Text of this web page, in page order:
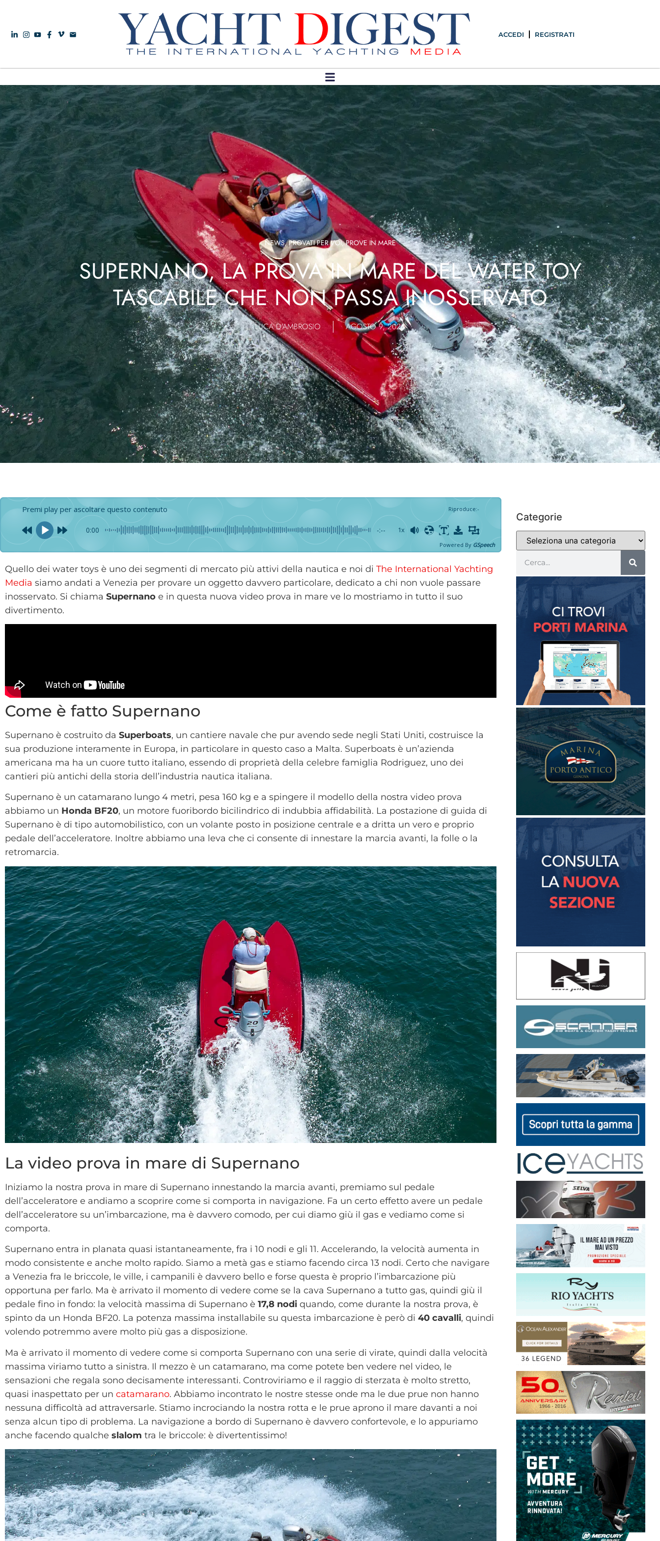
ACCEDI REGISTRATI
NEWS,PROVATI PER VOI,PROVE IN MARE
SUPERNANO, LA PROVA IN MARE DEL WATER TOY
TASCABILE CHE NON PASSA INOSSERVATO
LUCA D'AMBROSIO AGOSTO 9, 2025
Premi play per ascoltare questo contenuto Riproduce:-
0:00 -:-- 1x
Powered By GSpeech
Quello dei water toys è uno dei segmenti di mercato più attivi della nautica e noi di The International Yachting
Media siamo andati a Venezia per provare un oggetto davvero particolare, dedicato a chi non vuole passare
inosservato. Si chiama Supernano e in questa nuova video prova in mare ve lo mostriamo in tutto il suo
divertimento.
Come è fatto Supernano
Supernano è costruito da Superboats, un cantiere navale che pur avendo sede negli Stati Uniti, costruisce la
sua produzione interamente in Europa, in particolare in questo caso a Malta. Superboats è un’azienda
americana ma ha un cuore tutto italiano, essendo di proprietà della celebre famiglia Rodriguez, uno dei
cantieri più antichi della storia dell’industria nautica italiana.
Supernano è un catamarano lungo 4 metri, pesa 160 kg e a spingere il modello della nostra video prova
abbiamo un Honda BF20, un motore fuoribordo bicilindrico di indubbia affidabilità. La postazione di guida di
Supernano è di tipo automobilistico, con un volante posto in posizione centrale e a dritta un vero e proprio
pedale dell’acceleratore. Inoltre abbiamo una leva che ci consente di innestare la marcia avanti, la folle o la
retromarcia.
La video prova in mare di Supernano
Iniziamo la nostra prova in mare di Supernano innestando la marcia avanti, premiamo sul pedale
dell’acceleratore e andiamo a scoprire come si comporta in navigazione. Fa un certo effetto avere un pedale
dell’acceleratore su un’imbarcazione, ma è davvero comodo, per cui diamo giù il gas e vediamo come si
comporta.
Supernano entra in planata quasi istantaneamente, fra i 10 nodi e gli 11. Accelerando, la velocità aumenta in
modo consistente e anche molto rapido. Siamo a metà gas e stiamo facendo circa 13 nodi. Certo che navigare
a Venezia fra le briccole, le ville, i campanili è davvero bello e forse questa è proprio l’imbarcazione più
opportuna per farlo. Ma è arrivato il momento di vedere come se la cava Supernano a tutto gas, quindi giù il
pedale fino in fondo: la velocità massima di Supernano è 17,8 nodi quando, come durante la nostra prova, è
spinto da un Honda BF20. La potenza massima installabile su questa imbarcazione è però di 40 cavalli, quindi
volendo potremmo avere molto più gas a disposizione.
Ma è arrivato il momento di vedere come si comporta Supernano con una serie di virate, quindi dalla velocità
massima viriamo tutto a sinistra. Il mezzo è un catamarano, ma come potete ben vedere nel video, le
sensazioni che regala sono decisamente interessanti. Controviriamo e il raggio di sterzata è molto stretto,
quasi inaspettato per un catamarano. Abbiamo incontrato le nostre stesse onde ma le due prue non hanno
nessuna difficoltà ad attraversarle. Stiamo incrociando la nostra rotta e le prue aprono il mare davanti a noi
senza alcun tipo di problema. La navigazione a bordo di Supernano è davvero confortevole, e lo appuriamo
anche facendo qualche slalom tra le briccole: è divertentissimo!
Categorie